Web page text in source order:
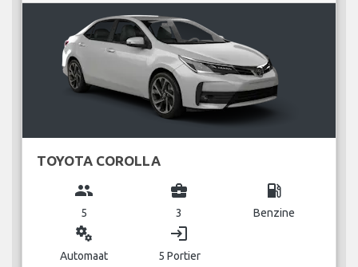
TOYOTA COROLLA
group
5
business_center
3
local_gas_station
Benzine
miscellaneous_services
Automaat
login
5 Portier